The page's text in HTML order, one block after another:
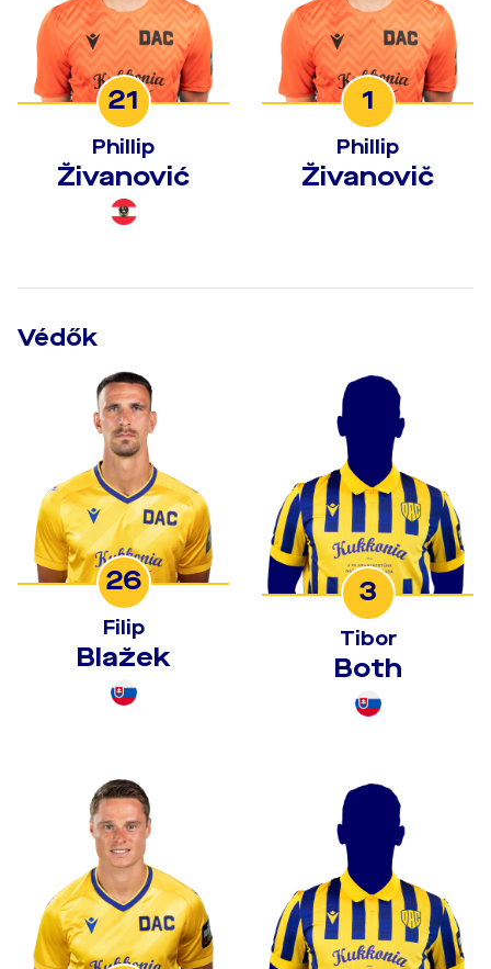
21
Phillip
Živanović
1
Phillip
Živanovič
Védők
26
Filip
Blažek
3
Tibor
Both